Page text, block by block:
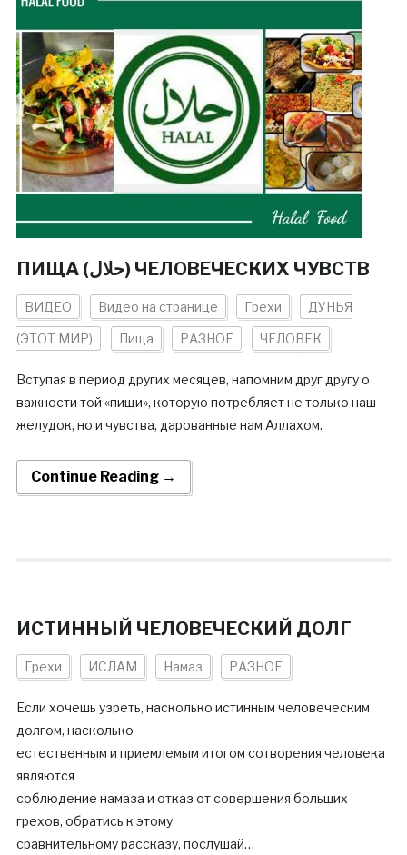
​​ПИЩА (حلال) ЧЕЛОВЕЧЕСКИХ ЧУВСТВ
ВИДЕО Видео на странице Грехи ДУНЬЯ
(ЭТОТ МИР) Пища РАЗНОЕ ЧЕЛОВЕК
Вступая в период других месяцев, напомним друг другу о
важности той «пищи», которую потребляет не только наш
желудок, но и чувства, дарованные нам Аллахом.
Continue Reading →
ИСТИННЫЙ ЧЕЛОВЕЧЕСКИЙ ДОЛГ
Грехи ИСЛАМ Намаз РАЗНОЕ
Если хочешь узреть, насколько истинным человеческим
долгом, насколько
естественным и приемлемым итогом сотворения человека
являются
соблюдение намаза и отказ от совершения больших
грехов, обратись к этому
сравнительному рассказу, послушай…